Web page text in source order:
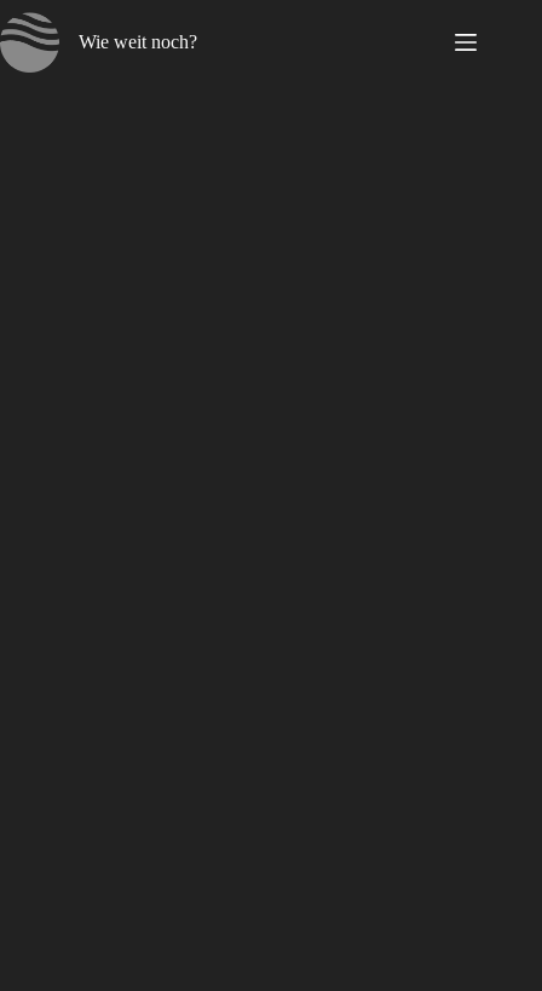
Zum
Inhalt
springen
Wie weit noch?